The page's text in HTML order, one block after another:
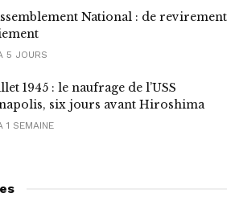
National : de revirement
5 JOURS
1945 : le naufrage de l’USS
six jours avant Hiroshima
1 SEMAINE